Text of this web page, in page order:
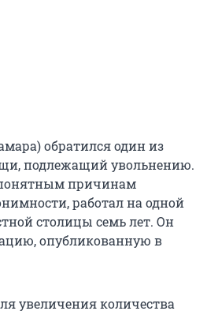
обратился один из
подлежащий увольнению.
причинам
работал на одной
столицы семь лет. Он
опубликованную в
увеличения количества